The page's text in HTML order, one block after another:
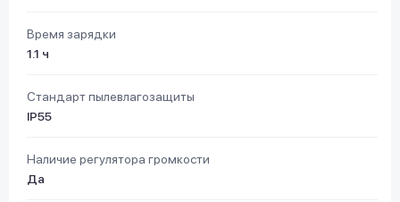
Время зарядки
1.1 ч
Стандарт пылевлагозащиты
IP55
Наличие регулятора громкости
Да